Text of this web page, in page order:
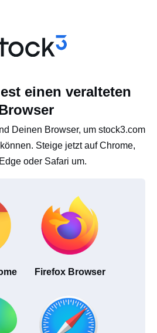
einen veralteten
Deinen Browser, um stock3.com
Steige jetzt auf Chrome,
oder Safari um.
Firefox Browser